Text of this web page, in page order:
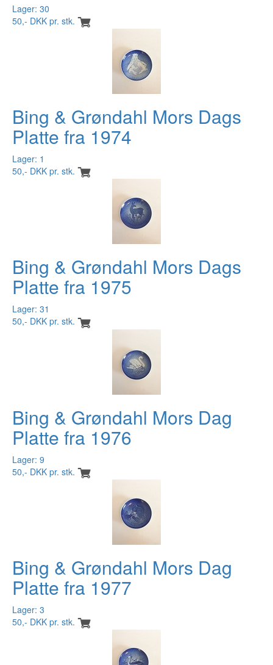
Lager: 30
50,- DKK pr. stk.
Bing & Grøndahl Mors Dags
Platte fra 1974
Lager: 1
50,- DKK pr. stk.
Bing & Grøndahl Mors Dags
Platte fra 1975
Lager: 31
50,- DKK pr. stk.
Bing & Grøndahl Mors Dag
Platte fra 1976
Lager: 9
50,- DKK pr. stk.
Bing & Grøndahl Mors Dag
Platte fra 1977
Lager: 3
50,- DKK pr. stk.